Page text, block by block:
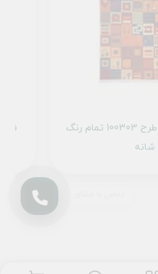
فرش ماشینی سنتی طرح 100303 تمام رنگ